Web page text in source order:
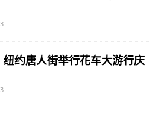
纽约唐人街举行花车大游行庆